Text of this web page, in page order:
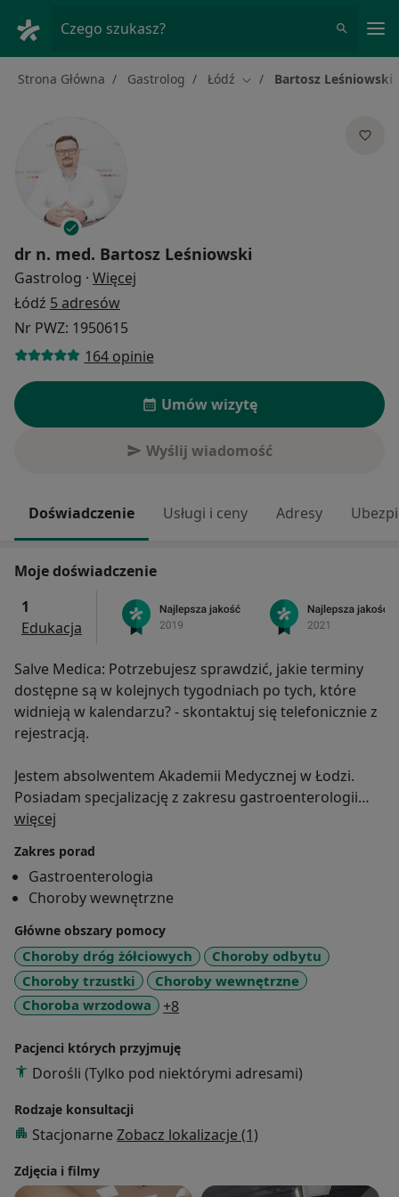
Czego szukasz?
Strona Główna Gastrolog Łódź Zmień miasto
Bartosz Leśniowski
dr n. med. Bartosz Leśniowski
Gastrolog · Więcej
Łódź 5 adresów
Nr PWZ: 1950615
164 opinie
Umów wizytę
Wyślij wiadomość
Doświadczenie Usługi i ceny Adresy
Moje doświadczenie
1
Edukacja
Salve Medica: Potrzebujesz sprawdzić, jakie terminy
dostępne są w kolejnych tygodniach po tych, które
widnieją w kalendarzu? - skontaktuj się telefonicznie z
rejestracją.
Jestem absolwentem Akademii Medycznej w Łodzi.
Posiadam specjalizację z zakresu gastroenterologii
(gastrologii) oraz chorób wewnętrznych, które
Uniwersytetu Medycznego w Łodzi. W 2011 r.
obroniłem pracę doktorską na temat "Ocena
wybranych adipohormonów i interleukin w ocenie i
prognozowaniu ostrego zapalenia trzustki". Jestem
autorem i współautorem kilkunastu prac z dziedziny
gastroenterologii w czasopismach polskich i
zagranicznych. Zajmuję się diagnostyką i leczeniem
chorób gastrologicznych, proktologicznych oraz
wykonuję badanie błony śluzowej jelita grubego
(rektoskopię) oraz przeprowadzam zabiegi usuwania
Przyjmuję pacjentów pełnoletnich, także w języku
angielskim.
więcej
Zakres porad
Gastroenterologia
Choroby wewnętrzne
Główne obszary pomocy
Choroby dróg żółciowych
Choroby odbytu
Choroby trzustki
Choroby wewnętrzne
Choroba wrzodowa
+8a11y_sr_more_diseases
Pacjenci których przyjmuję
Dorośli (Tylko pod niektórymi adresami)
Rodzaje konsultacji
Stacjonarne Zobacz lokalizacje (1)
Zdjęcia i filmy